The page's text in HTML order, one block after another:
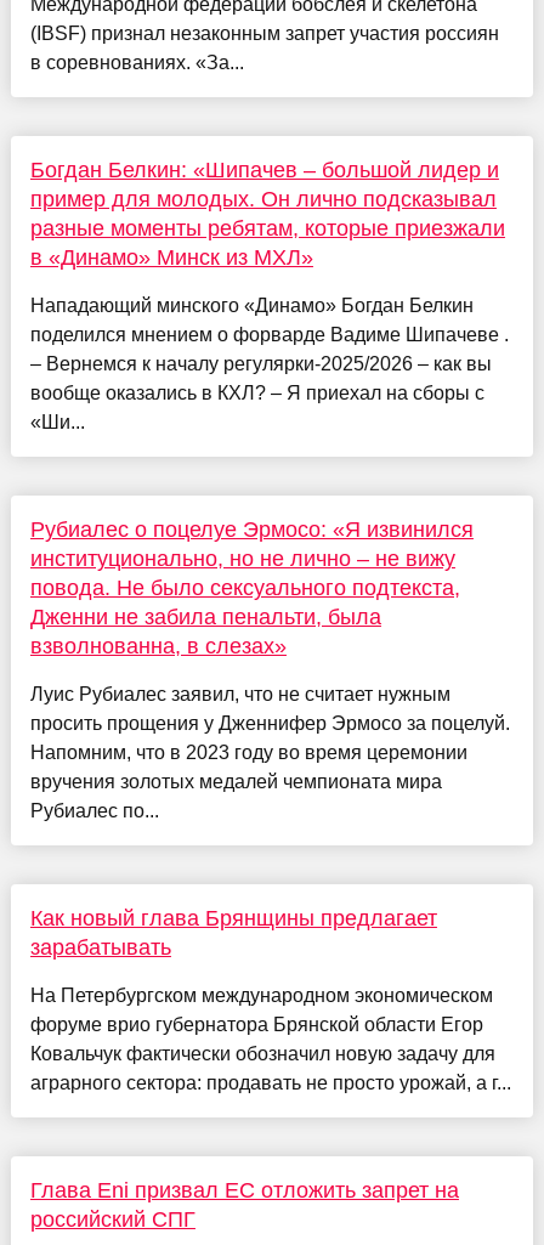
(IBSF) признал незаконным запрет участия россиян
в соревнованиях. «За...
Богдан Белкин: «Шипачев – большой лидер и
пример для молодых. Он лично подсказывал
разные моменты ребятам, которые приезжали
в «Динамо» Минск из МХЛ»
Нападающий минского «Динамо» Богдан Белкин
поделился мнением о форварде Вадиме Шипачеве .
– Вернемся к началу регулярки-2025/2026 – как вы
вообще оказались в КХЛ? – Я приехал на сборы с
«Ши...
Рубиалес о поцелуе Эрмосо: «Я извинился
институционально, но не лично – не вижу
повода. Не было сексуального подтекста,
Дженни не забила пенальти, была
взволнованна, в слезах»
Луис Рубиалес заявил, что не считает нужным
просить прощения у Дженнифер Эрмосо за поцелуй.
Напомним, что в 2023 году во время церемонии
вручения золотых медалей чемпионата мира
Рубиалес по...
Как новый глава Брянщины предлагает
зарабатывать
На Петербургском международном экономическом
форуме врио губернатора Брянской области Егор
Ковальчук фактически обозначил новую задачу для
аграрного сектора: продавать не просто урожай, а г...
Глава Eni призвал ЕС отложить запрет на
российский СПГ